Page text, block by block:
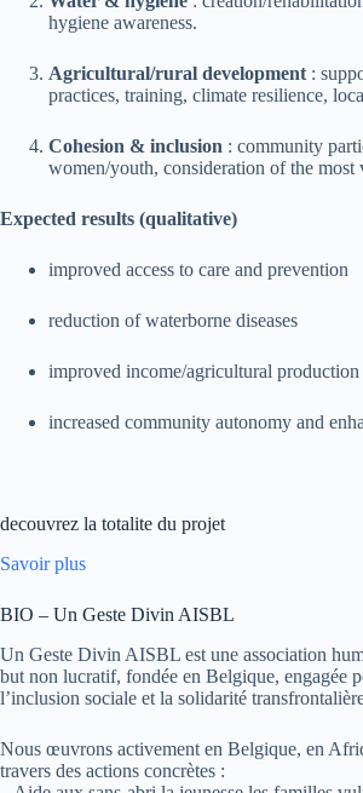
hygiene awareness.
Agricultural/rural development :
practices, training, climate resilience,
Cohesion & inclusion : community
women/youth, consideration of the most
Expected results (qualitative)
improved access to care and prevention
reduction of waterborne diseases
improved income/agricultural production
increased community autonomy and
decouvrez la totalite du projet
Savoir plus
BIO – Un Geste Divin AISBL
Un Geste Divin AISBL est une association
but non lucratif, fondée en Belgique, engagée
l’inclusion sociale et la solidarité
Nous œuvrons activement en Belgique, en
travers des actions concrètes :